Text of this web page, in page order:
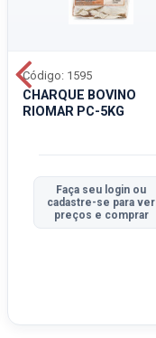
CHARQUE BOVINO
RIOMAR PC-5KG
Código: 1595
Faça seu login ou
cadastre-se para ver
preços e comprar